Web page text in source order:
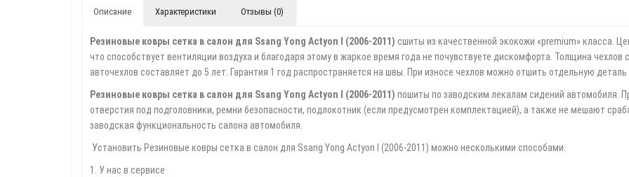
Описание Характеристики Отзывы (0)
Резиновые ковры сетка в салон для Ssang Yong Actyon I (2006-2011) сшиты из качественной экокожи «premium» класса.
что способствует вентиляции воздуха и благодаря этому в жаркое время года не почувствуете дискомфорта. Толщина
авточехлов составляет до 5 лет. Гарантия 1 год распространяется на швы. При износе чехлов можно отшить отдельную деталь
Резиновые ковры сетка в салон для Ssang Yong Actyon I (2006-2011) пошиты по заводским лекалам сидений автомобиля.
отверстия под подголовники, ремни безопасности, подлокотник (если предусмотрен комплектацией), а также не мешают
заводская функциональность салона автомобиля.
Установить Резиновые ковры сетка в салон для Ssang Yong Actyon I (2006-2011) можно несколькими способами:
1. У нас в сервисе